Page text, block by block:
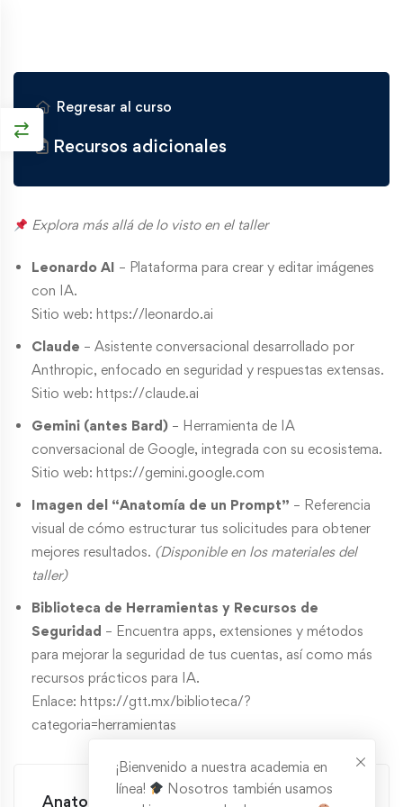
Regresar al curso
Recursos adicionales
Explora más allá de lo visto en el taller
Leonardo AI – Plataforma para crear y editar imágenes
con IA.
Sitio web: https://leonardo.ai
Claude – Asistente conversacional desarrollado por
Anthropic, enfocado en seguridad y respuestas extensas.
Sitio web: https://claude.ai
Gemini (antes Bard) – Herramienta de IA
conversacional de Google, integrada con su ecosistema.
Sitio web: https://gemini.google.com
Imagen del “Anatomía de un Prompt” – Referencia
visual de cómo estructurar tus solicitudes para obtener
mejores resultados. (Disponible en los materiales del
taller)
Biblioteca de Herramientas y Recursos de
Seguridad – Encuentra apps, extensiones y métodos
para mejorar la seguridad de tus cuentas, así como más
recursos prácticos para IA.
Enlace: https://gtt.mx/biblioteca/?
categoria=herramientas
Anatomia_de_un_pompt.jpeg
¡Bienvenido a nuestra academia en
línea!
Nosotros también usamos